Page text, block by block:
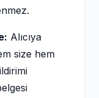
Alıcıya
size hem